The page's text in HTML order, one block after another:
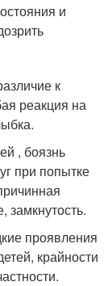
и
к
реакция на
, боязнь
при попытке
замкнутость.
проявления
крайности